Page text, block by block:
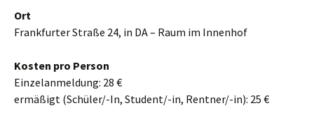
Ort
Frankfurter Straße 24, in DA – Raum im Innenhof
Kosten pro Person
Einzelanmeldung: 28 €
ermäßigt (Schüler/-In, Student/-in, Rentner/-in): 25 €